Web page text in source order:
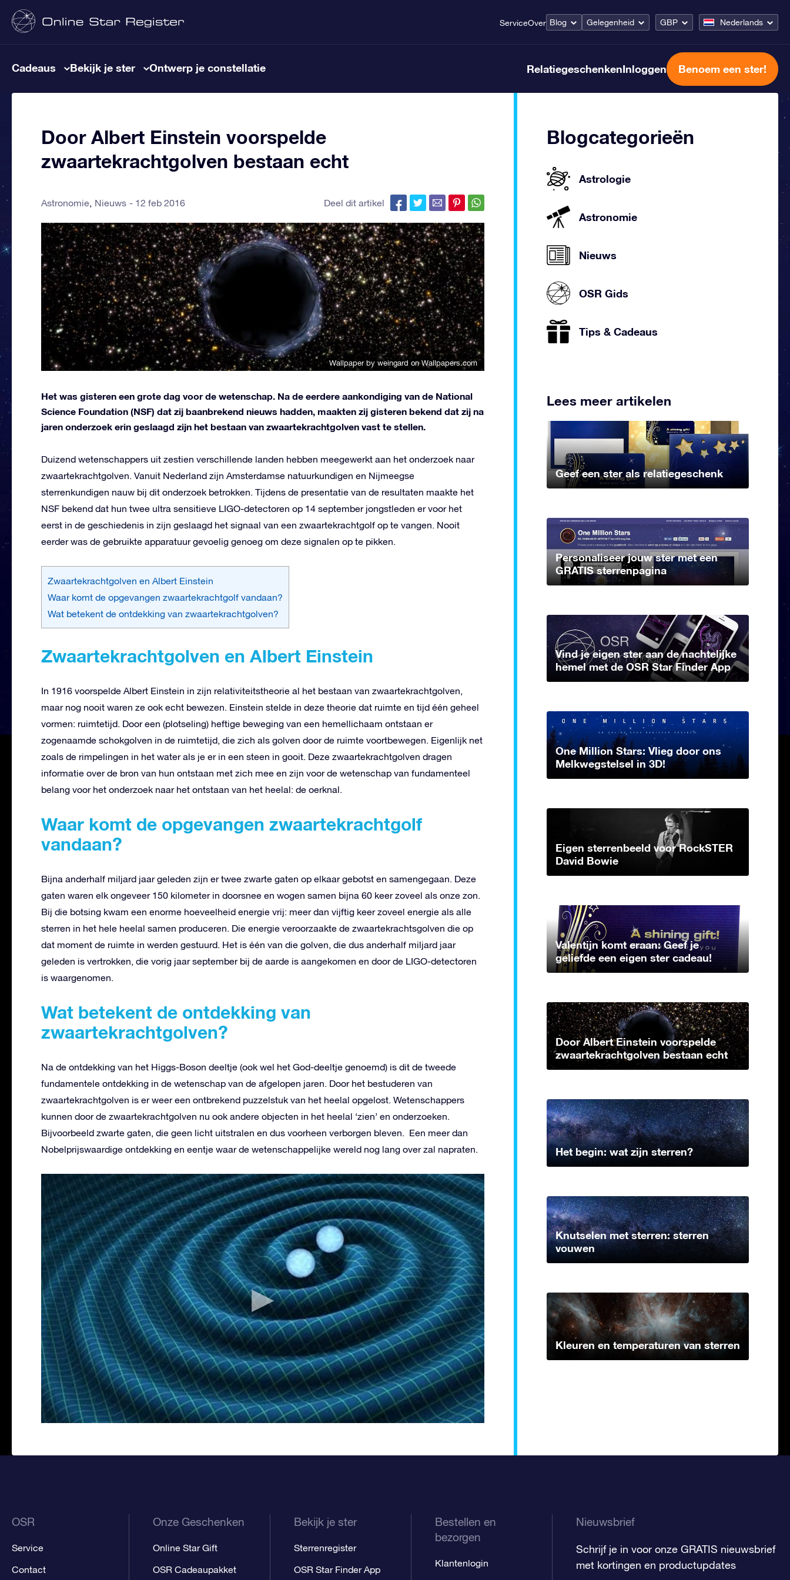
ServiceOver Blog Gelegenheid GBP Nederlands
Cadeaus Bekijk je ster Ontwerp je constellatie RelatiegeschenkenInloggen Benoem een ster!
Door Albert Einstein voorspelde
zwaartekrachtgolven bestaan echt
Astronomie Nieuws 12 feb 2016 Deel dit artikel
Wallpaper by weingard on Wallpapers.com
Het was gisteren een grote dag voor de wetenschap. Na de eerdere aankondiging van de National
Science Foundation (NSF) dat zij baanbrekend nieuws hadden, maakten zij gisteren bekend dat zij na
jaren onderzoek erin geslaagd zijn het bestaan van zwaartekrachtgolven vast te stellen.
Duizend wetenschappers uit zestien verschillende landen hebben meegewerkt aan het onderzoek naar
zwaartekrachtgolven. Vanuit Nederland zijn Amsterdamse natuurkundigen en Nijmeegse
sterrenkundigen nauw bij dit onderzoek betrokken. Tijdens de presentatie van de resultaten maakte het
NSF bekend dat hun twee ultra sensitieve LIGO-detectoren op 14 september jongstleden er voor het
eerst in de geschiedenis in zijn geslaagd het signaal van een zwaartekrachtgolf op te vangen. Nooit
eerder was de gebruikte apparatuur gevoelig genoeg om deze signalen op te pikken.
Zwaartekrachtgolven en Albert Einstein
Waar komt de opgevangen zwaartekrachtgolf vandaan?
Wat betekent de ontdekking van zwaartekrachtgolven?
Zwaartekrachtgolven en Albert Einstein
In 1916 voorspelde Albert Einstein in zijn relativiteitstheorie al het bestaan van zwaartekrachtgolven,
maar nog nooit waren ze ook echt bewezen. Einstein stelde in deze theorie dat ruimte en tijd één geheel
vormen: ruimtetijd. Door een (plotseling) heftige beweging van een hemellichaam ontstaan er
zogenaamde schokgolven in de ruimtetijd, die zich als golven door de ruimte voortbewegen. Eigenlijk net
zoals de rimpelingen in het water als je er in een steen in gooit. Deze zwaartekrachtgolven dragen
informatie over de bron van hun ontstaan met zich mee en zijn voor de wetenschap van fundamenteel
belang voor het onderzoek naar het ontstaan van het heelal: de oerknal.
Waar komt de opgevangen zwaartekrachtgolf
vandaan?
Bijna anderhalf miljard jaar geleden zijn er twee zwarte gaten op elkaar gebotst en samengegaan. Deze
gaten waren elk ongeveer 150 kilometer in doorsnee en wogen samen bijna 60 keer zoveel als onze zon.
Bij die botsing kwam een enorme hoeveelheid energie vrij: meer dan vijftig keer zoveel energie als alle
sterren in het hele heelal samen produceren. Die energie veroorzaakte de zwaartekrachtsgolven die op
dat moment de ruimte in werden gestuurd. Het is één van die golven, die dus anderhalf miljard jaar
geleden is vertrokken, die vorig jaar september bij de aarde is aangekomen en door de LIGO-detectoren
is waargenomen.
Wat betekent de ontdekking van
zwaartekrachtgolven?
Na de ontdekking van het Higgs-Boson deeltje (ook wel het God-deeltje genoemd) is dit de tweede
fundamentele ontdekking in de wetenschap van de afgelopen jaren. Door het bestuderen van
zwaartekrachtgolven is er weer een ontbrekend puzzelstuk van het heelal opgelost. Wetenschappers
kunnen door de zwaartekrachtgolven nu ook andere objecten in het heelal ‘zien’ en onderzoeken.
Bijvoorbeeld zwarte gaten, die geen licht uitstralen en dus voorheen verborgen bleven. Een meer dan
Nobelprijswaardige ontdekking en eentje waar de wetenschappelijke wereld nog lang over zal napraten.
Blogcategorieën
Astrologie
Astronomie
Nieuws
OSR Gids
Tips & Cadeaus
Lees meer artikelen
Geef een ster als relatiegeschenk
Personaliseer jouw ster met een
GRATIS sterrenpagina
Vind je eigen ster aan de nachtelijke
hemel met de OSR Star Finder App
One Million Stars: Vlieg door ons
Melkwegstelsel in 3D!
Eigen sterrenbeeld voor RockSTER
David Bowie
Valentijn komt eraan: Geef je
geliefde een eigen ster cadeau!
Door Albert Einstein voorspelde
zwaartekrachtgolven bestaan echt
Het begin: wat zijn sterren?
Knutselen met sterren: sterren
vouwen
Kleuren en temperaturen van sterren
OSR
Service
Contact
Onze Geschenken
Online Star Gift
OSR Cadeaupakket
Bekijk je ster
Sterrenregister
OSR Star Finder App
Bestellen en
bezorgen
Klantenlogin
Nieuwsbrief
Schrijf je in voor onze GRATIS nieuwsbrief
met kortingen en productupdates